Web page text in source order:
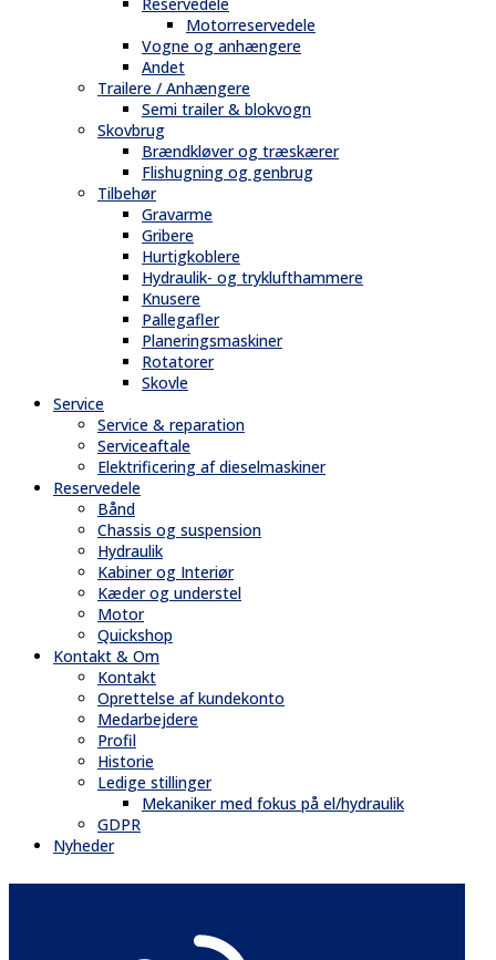
Reservedele
Motorreservedele
Vogne og anhængere
Andet
Trailere / Anhængere
Semi trailer & blokvogn
Skovbrug
Brændkløver og træskærer
Flishugning og genbrug
Tilbehør
Gravarme
Gribere
Hurtigkoblere
Hydraulik- og tryklufthammere
Knusere
Pallegafler
Planeringsmaskiner
Rotatorer
Skovle
Service
Service & reparation
Serviceaftale
Elektrificering af dieselmaskiner
Reservedele
Bånd
Chassis og suspension
Hydraulik
Kabiner og Interiør
Kæder og understel
Motor
Quickshop
Kontakt & Om
Kontakt
Oprettelse af kundekonto
Medarbejdere
Profil
Historie
Ledige stillinger
Mekaniker med fokus på el/hydraulik
GDPR
Nyheder